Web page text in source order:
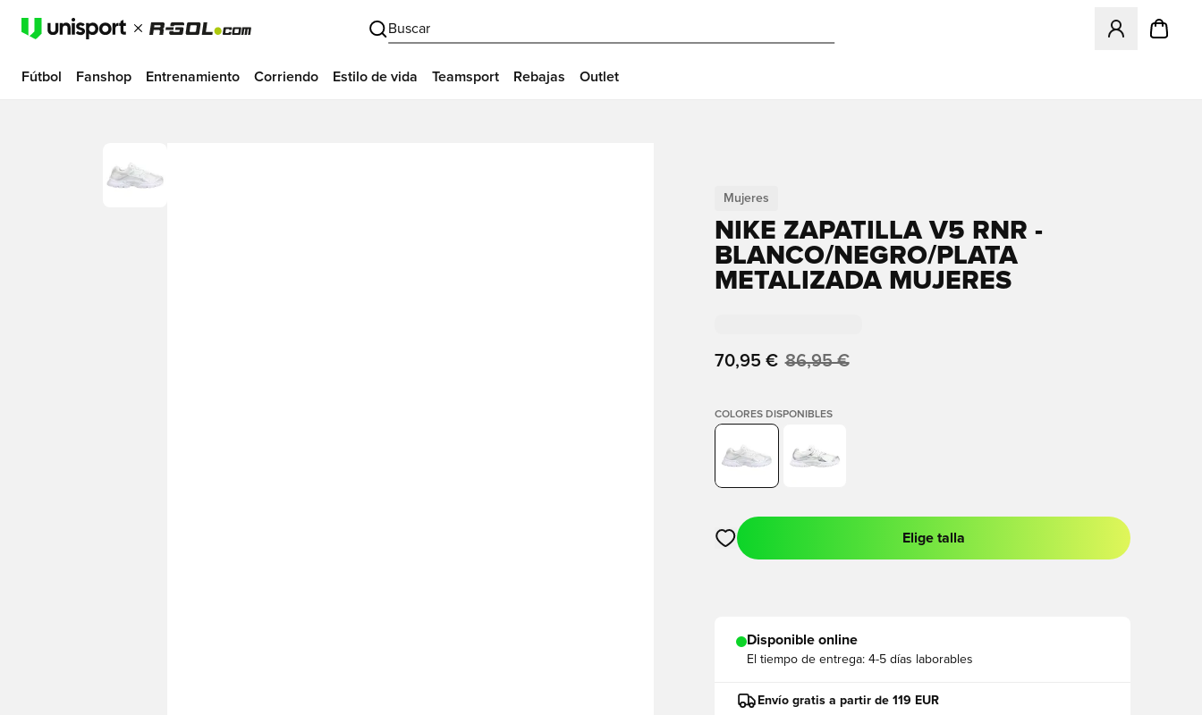
Buscar
Abre un modal
Fútbol Fanshop Entrenamiento Corriendo Estilo de vida Teamsport Rebajas Outlet
Mujeres
NIKE ZAPATILLA V5 RNR -
BLANCO/NEGRO/PLATA
METALIZADA MUJERES
70,95 € 86,95 €
COLORES DISPONIBLES
Abre un modal para iniciar sesión o registrarse como miembro
Elige talla
Disponible online
El tiempo de entrega: 4-5 días laborables
Envío gratis a partir de 119 EUR